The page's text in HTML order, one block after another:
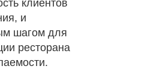
клиентов
и
шагом для
ресторана